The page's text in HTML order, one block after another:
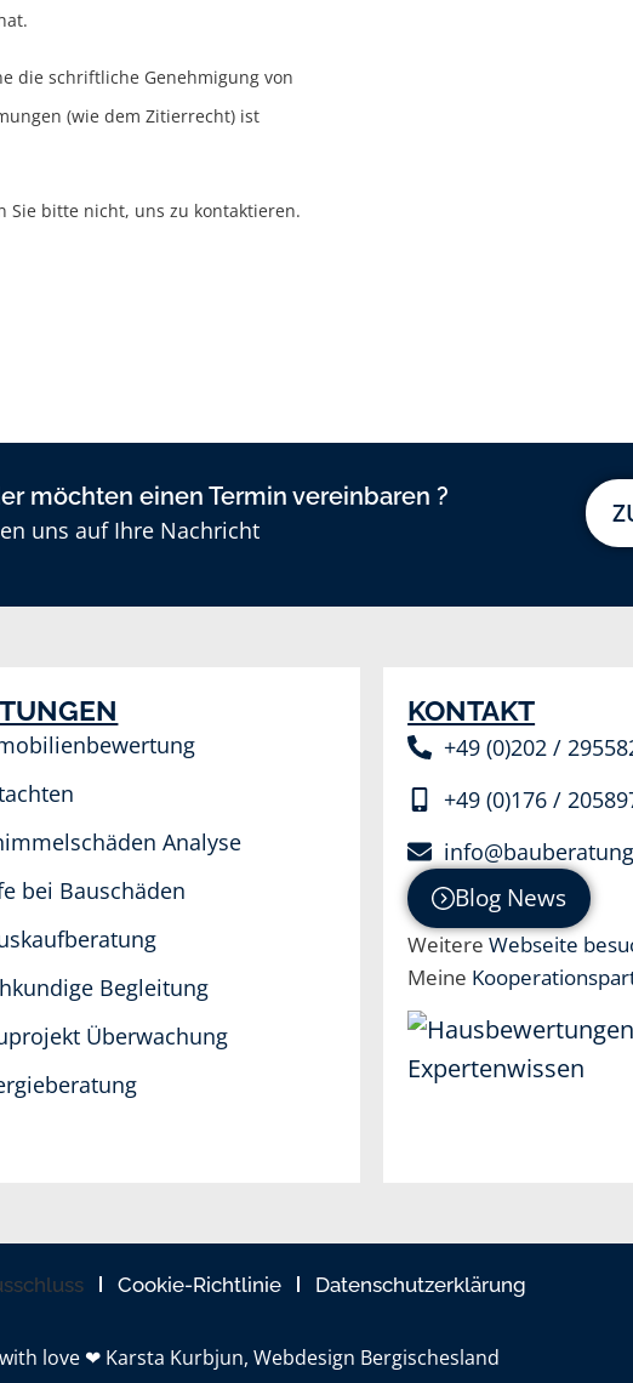
die schriftliche Genehmigung von
(wie dem Zitierrecht) ist
Sie bitte nicht, uns zu kontaktieren.
möchten einen Termin vereinbaren ?
uns auf Ihre Nachricht
Analyse
bei Bauschäden
Begleitung
Überwachung
KONTAKT
+49 (0)202 /
+49 (0)176 /
Blog News
WeitereWebseite
Meine
Cookie-Richtlinie Datenschutzerklärung
love ❤ Karsta Kurbjun, Webdesign Bergischesland